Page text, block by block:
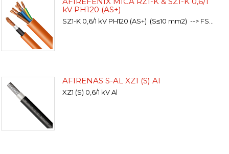
kV PH120 (AS+)
AFIRENAS S-AL XZ1 (S) Al
XZ1 (S) 0,6/1 kV Al